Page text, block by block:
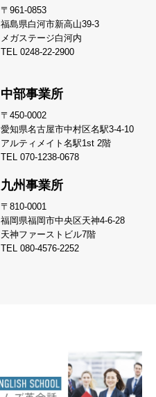
〒961-0853
福島県白河市新高山39-3
メガステージ白河内
TEL 0248-22-2900
中部事業所
〒450-0002
愛知県名古屋市中村区名駅3-4-10
アルティメイト名駅1st 2階
TEL 070-1238-0678
九州事業所
〒810-0001
福岡県福岡市中央区天神4-6-28
天神ファーストビル7階
TEL 080-4576-2252